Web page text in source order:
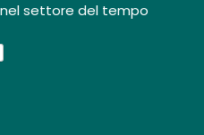
settore del tempo